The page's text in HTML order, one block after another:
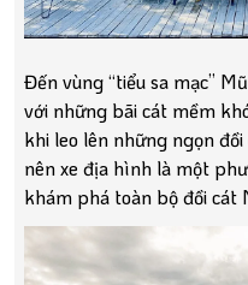
Đến vùng “tiểu sa mạc”
với những bãi cát mềm
khi leo lên những ngọn
nên xe địa hình là một
khám phá toàn bộ đồi cát